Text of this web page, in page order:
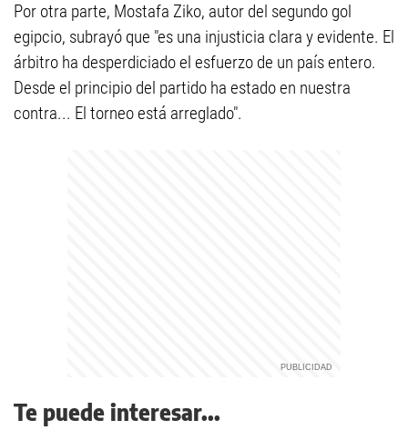
Por otra parte, Mostafa Ziko, autor del segundo gol
egipcio, subrayó que "es una injusticia clara y evidente. El
árbitro ha desperdiciado el esfuerzo de un país entero.
Desde el principio del partido ha estado en nuestra
contra... El torneo está arreglado".
Te puede interesar...